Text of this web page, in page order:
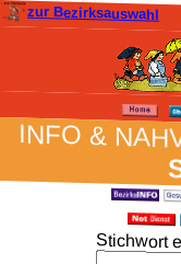
zur Bezirksauswahl
INFO &
Stich­wort